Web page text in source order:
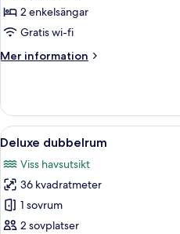
2 enkelsängar
Gratis wi-fi
Mer information
Mer
tvåbäddsrum
Öppna
alla
foton
för
Deluxe
dubbelrum
9
Deluxe dubbelrum
Viss havsutsikt
36 kvadratmeter
1 sovrum
2 sovplatser